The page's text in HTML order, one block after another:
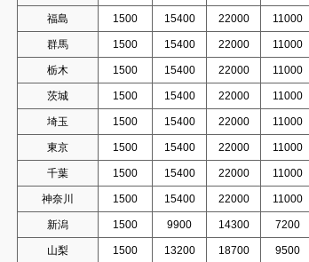
福島 1500 15400 22000 11000
群馬 1500 15400 22000 11000
栃木 1500 15400 22000 11000
茨城 1500 15400 22000 11000
埼玉 1500 15400 22000 11000
東京 1500 15400 22000 11000
千葉 1500 15400 22000 11000
神奈川 1500 15400 22000 11000
新潟 1500 9900 14300 7200
山梨 1500 13200 18700 9500